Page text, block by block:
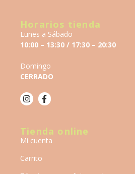
Horarios tienda
Lunes a Sábado
10:00 – 13:30 / 17:30 – 20:30
Domingo
CERRADO
Tienda online
Mi cuenta
Carrito